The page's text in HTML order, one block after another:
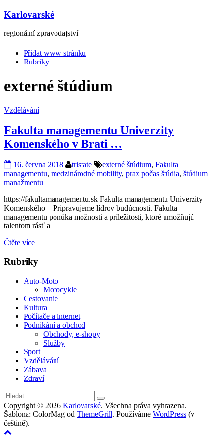
Karlovarské
regionální zpravodajství
Přidat www stránku
Rubriky
externé štúdium
Vzdělávání
Fakulta managementu Univerzity
Komenského v Brati …
16. června 2018 tristate externé štúdium, Fakulta
managementu, medzinárodné mobility, prax počas štúdia, štúdium
manažmentu
https://fakultamanagementu.sk Fakulta managementu Univerzity
Komenského – Pripravujeme lídrov budúcnosti. Fakulta
managementu ponúka možnosti a príležitosti, ktoré umožňujú
talentom rásť a
Čtěte více
Rubriky
Auto-Moto
Motocykle
Cestovanie
Kultura
Počítače a internet
Podnikání a obchod
Obchody, e-shopy
Služby
Sport
Vzdělávání
Zábava
Zdraví
Copyright © 2026 Karlovarské. Všechna práva vyhrazena.
Šablona: ColorMag od ThemeGrill. Používáme WordPress (v
češtině).